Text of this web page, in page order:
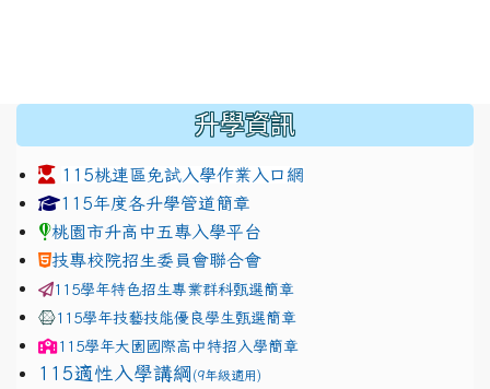
升學資訊
115桃連區免試入學作業入口網
link to https://www.jhjhs.tyc.edu.tw/modules/
115年度各升學管道簡章
桃園市升高中五專入學平台
技專校院招生委員會聯合會
115學年特色招生專業群科甄選簡章
115學年技藝技能優良學生甄選簡章
115學年大園國際高中特招入學簡章
115適性入學講綱 (9年級適用)